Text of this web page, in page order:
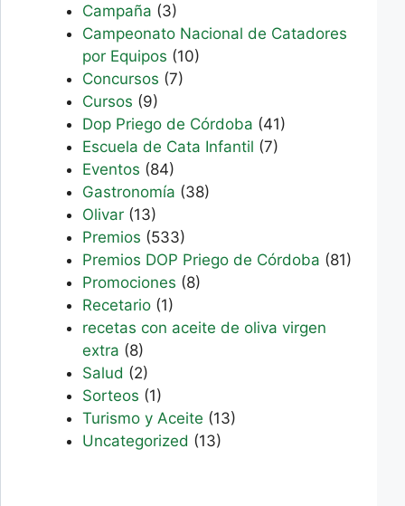
Campaña (3)
Campeonato Nacional de Catadores
por Equipos (10)
Concursos (7)
Cursos (9)
Dop Priego de Córdoba (41)
Escuela de Cata Infantil (7)
Eventos (84)
Gastronomía (38)
Olivar (13)
Premios (533)
Premios DOP Priego de Córdoba (81)
Promociones (8)
Recetario (1)
recetas con aceite de oliva virgen
extra (8)
Salud (2)
Sorteos (1)
Turismo y Aceite (13)
Uncategorized (13)